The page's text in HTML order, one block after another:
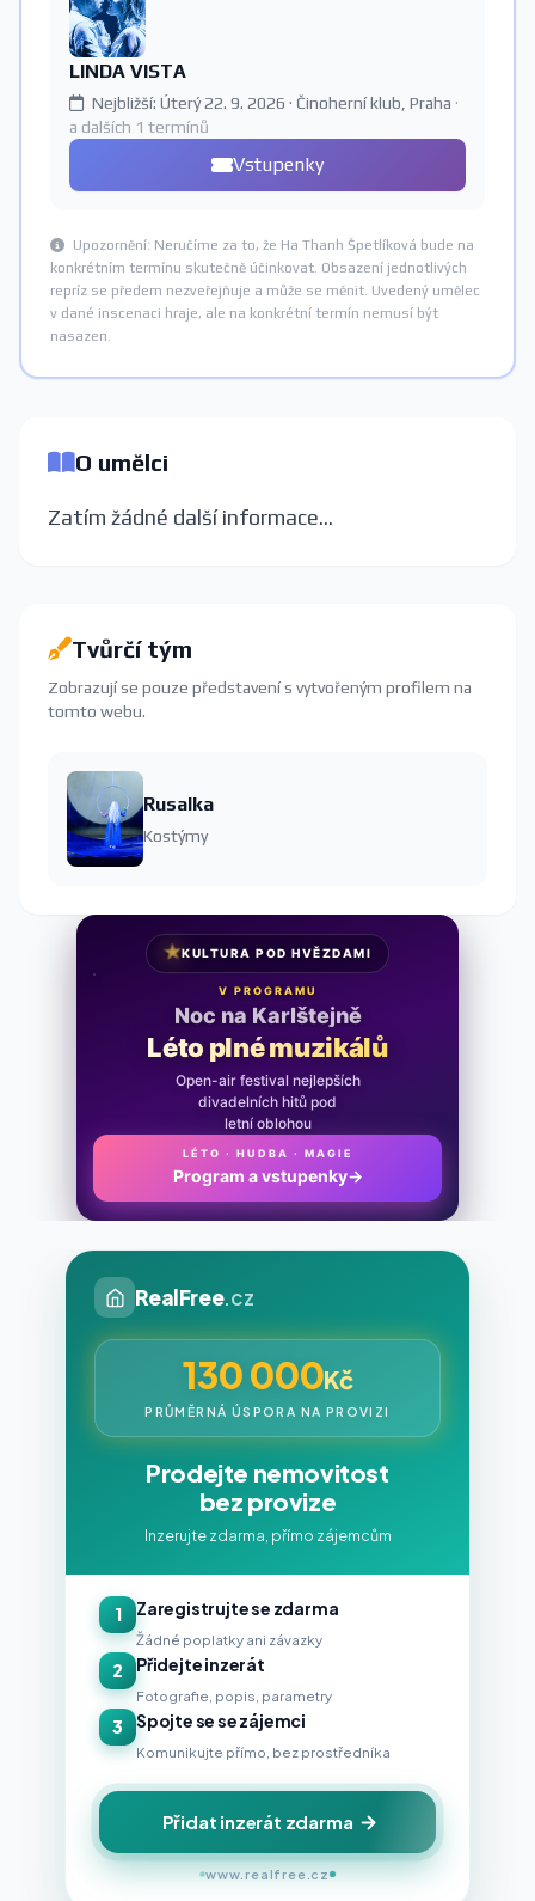
LINDA VISTA
Nejbližší: Úterý 22. 9. 2026 · Činoherní klub, Praha ·
a dalších 1 termínů
Vstupenky
Upozornění: Neručíme za to, že Ha Thanh Špetlíková bude na
konkrétním termínu skutečně účinkovat. Obsazení jednotlivých
repríz se předem nezveřejňuje a může se měnit. Uvedený umělec
v dané inscenaci hraje, ale na konkrétní termín nemusí být
nasazen.
O umělci
Zatím žádné další informace...
Tvůrčí tým
Zobrazují se pouze představení s vytvořeným profilem na
tomto webu.
Rusalka
Kostýmy
★KULTURA POD HVĚZDAMI
V PROGRAMU
Noc na Karlštejně
Léto plné muzikálů
Open-air festival nejlepších
divadelních hitů pod
letní oblohou
LÉTO · HUDBA · MAGIE
Program a vstupenky →
RealFree.cz
130 000Kč
PRŮMĚRNÁ ÚSPORA NA PROVIZI
Prodejte nemovitost
bez provize
Inzerujte zdarma, přímo zájemcům
1 Zaregistrujte se zdarma
Žádné poplatky ani závazky
2 Přidejte inzerát
Fotografie, popis, parametry
3 Spojte se se zájemci
Komunikujte přímo, bez prostředníka
Přidat inzerát zdarma
www.realfree.cz